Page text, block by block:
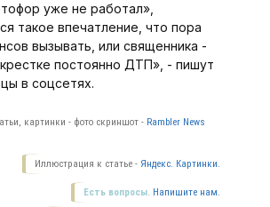
уже не работал»,
такое впечатление, что пора
вызывать, или священника -
постоянно ДТП», - пишут
в соцсетях.
картинки - фото скриншот - Rambler News
Иллюстрация к статье - Яндекс. Картинки.
Есть вопросы. Напишите нам.